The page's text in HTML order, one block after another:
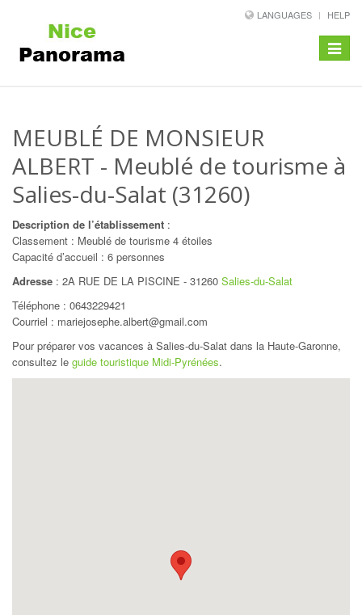
LANGUAGES HELP
Toggle
MEUBLÉ DE MONSIEUR
ALBERT - Meublé de tourisme à
Salies-du-Salat (31260)
Description de l’établissement :
Classement : Meublé de tourisme 4 étoiles
Capacité d’accueil : 6 personnes
Adresse : 2A RUE DE LA PISCINE - 31260 Salies-du-Salat
Téléphone : 0643229421
Courriel : mariejosephe.albert@gmail.com
Pour préparer vos vacances à Salies-du-Salat dans la Haute-Garonne,
consultez le guide touristique Midi-Pyrénées.